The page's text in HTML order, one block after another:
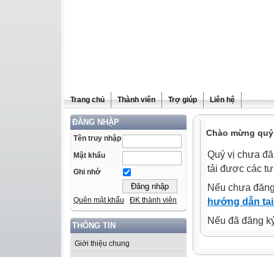
Trang chủ Thành viên Trợ giúp Liên hệ
ĐĂNG NHẬP
Tên truy nhập
Mật khẩu
Ghi nhớ
Quên mật khẩu ĐK thành viên
THÔNG TIN
Giới thiệu chung
Chào mừng
Quý vị chưa
tải được các
Nếu chưa
hướng dẫn
Nếu đã đăng